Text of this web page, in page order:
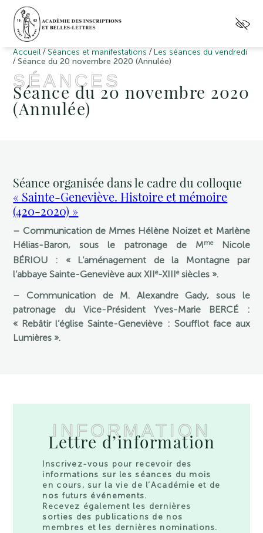
Accueil / Séances et manifestations / Les séances du vendredi
/Séance du 20 novembre 2020 (Annulée)
SÉANCES
Séance du 20 novembre 2020
(Annulée)
Séance organisée dans le cadre du colloque
« Sainte-Geneviève. Histoire et mémoire
(420-2020) »
– Communication de Mmes Hélène Noizet et Marlène
Hélias-Baron, sous le patronage de MmeNicole
BÉRIOU : « L’aménagement de la Montagne par
l’abbaye Sainte-Geneviève aux XIIe-XIIIesiècles ».
– Communication de M. Alexandre Gady, sous le
patronage du Vice-Président Yves-Marie BERCÉ :
« Rebâtir l’église Sainte-Geneviève : Soufflot face aux
Lumières ».
INFORMATION
Lettre d’information
Inscrivez-vous pour recevoir des
informations sur les séances du mois
en cours, sur la vie de l’Académie et de
nos futurs événements.
Recevez également les dernières
sorties des publications de nos
membres et les dernières nominations.